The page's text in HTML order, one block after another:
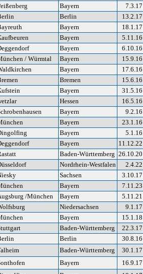
Bayern 7.3.17
Berlin 13.2.17
Bayern 18.1.17
Bayern 5.11.16
Bayern 6.10.16
/ Würmtal Bayern 15.9.16
Bayern 17.6.16
Bremen 15.6.16
Bayern 31.5.16
Hessen 16.5.16
Bayern 9.2.16
Bayern 23.1.16
Bayern 5.1.16
Bayern 11.12.22
Baden-Württemberg 26.10.20
Nordrhein-Westfalen 2.4.22
Sachsen 3.10.17
Bayern 7.11.23
/München Bayern 5.11.21
Niedersachsen 9.1.17
Bayern 15.1.18
Baden-Württemberg 22.3.17
Berlin 30.8.16
Baden-Württemberg 30.1.17
Bayern 16.9.17